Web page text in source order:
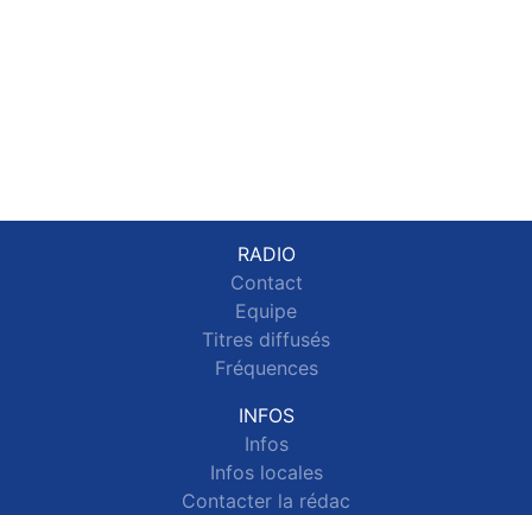
RADIO
Contact
Equipe
Titres diffusés
Fréquences
INFOS
Infos
Infos locales
Contacter la rédac